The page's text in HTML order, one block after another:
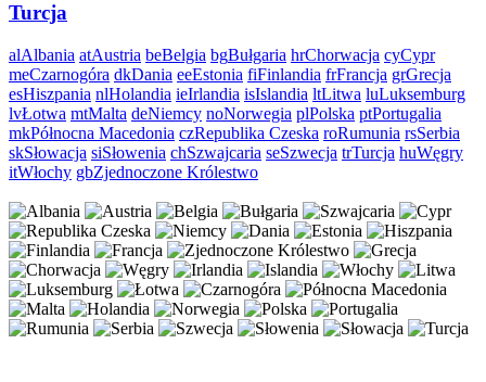
Turcja
alAlbania atAustria beBelgia bgBułgaria hrChorwacja cyCypr
meCzarnogóra dkDania eeEstonia fiFinlandia frFrancja grGrecja
esHiszpania nlHolandia ieIrlandia isIslandia ltLitwa luLuksemburg
lvŁotwa mtMalta deNiemcy noNorwegia plPolska ptPortugalia
mkPółnocna Macedonia czRepublika Czeska roRumunia rsSerbia
skSłowacja siSłowenia chSzwajcaria seSzwecja trTurcja huWęgry
itWłochy gbZjednoczone Królestwo